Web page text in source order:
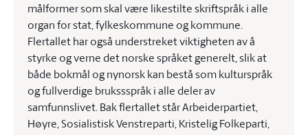
målformer som skal være likestilte skriftspråk i alle
organ for stat, fylkeskommune og kommune.
Flertallet har også understreket viktigheten av å
styrke og verne det norske språket generelt, slik at
både bokmål og nynorsk kan bestå som kulturspråk
og fullverdige brukssspråk i alle deler av
samfunnslivet. Bak flertallet står Arbeiderpartiet,
Høyre, Sosialistisk Venstreparti, Kristelig Folkeparti,